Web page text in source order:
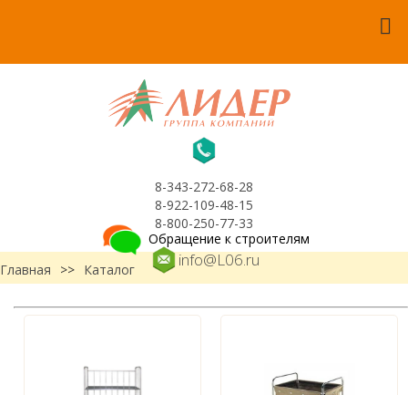
8-343-272-68-28
8-922-109-48-15
8-800-250-77-33
info@L06.ru
Обращение к строителям
Главная
>> Каталог